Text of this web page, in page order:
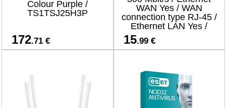
Colour Purple /
TS1TSJ25H3P
172.71 €
WAN Yes / WAN
connection type RJ-45 /
Ethernet LAN Yes /
4xLAN ports
15.99 €